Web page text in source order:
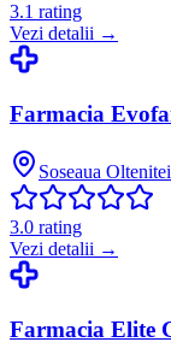
3.1 rating
Vezi detalii →
Farmacia
Soseaua
3.0 rating
Vezi detalii →
Farmacia Elite